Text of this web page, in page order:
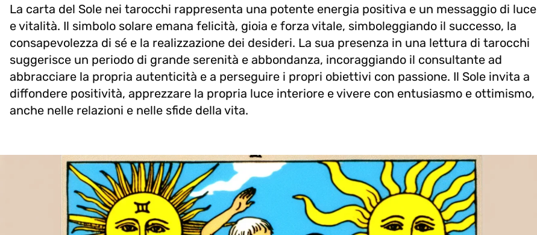
La carta del Sole nei tarocchi rappresenta una potente energia positiva e un messaggio di luce
e vitalità. Il simbolo solare emana felicità, gioia e forza vitale, simboleggiando il successo, la
consapevolezza di sé e la realizzazione dei desideri. La sua presenza in una lettura di tarocchi
suggerisce un periodo di grande serenità e abbondanza, incoraggiando il consultante ad
abbracciare la propria autenticità e a perseguire i propri obiettivi con passione. Il Sole invita a
diffondere positività, apprezzare la propria luce interiore e vivere con entusiasmo e ottimismo,
anche nelle relazioni e nelle sfide della vita.